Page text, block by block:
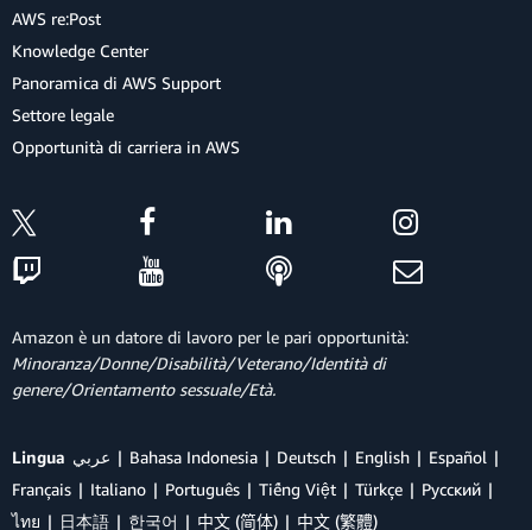
AWS re:Post
Knowledge Center
Panoramica di AWS Support
Settore legale
Opportunità di carriera in AWS
Amazon è un datore di lavoro per le pari opportunità:
Minoranza/Donne/Disabilità/Veterano/Identità di
genere/Orientamento sessuale/Età.
Lingua عربي Bahasa Indonesia Deutsch English
Español
Français
Italiano Português Tiếng Việt Türkçe
Ρусский
ไทย
日本語 한국어 中文 (简体) 中文 (繁體)